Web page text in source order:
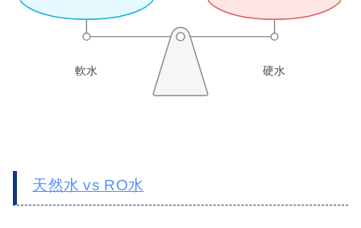
軟水 硬水
天然水 vs RO水